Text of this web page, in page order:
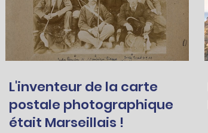
L'inventeur de la carte
postale photographique
était Marseillais !